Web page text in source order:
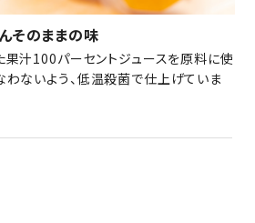
そのままの味
果汁100パーセントジュースを原料に使
わないよう、低温殺菌で仕上げていま